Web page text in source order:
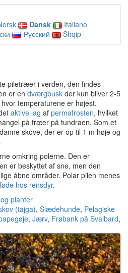
Dansk
Italiano
Русский Shqip
piletræer i verden, den findes
er en dværgbusk der kun bliver 2-5
temperaturene er højest.
aktive lag af permafrosten, hvilket
på træer på tundraen. Som et
skove, der er op til 1 m høje og
omkring polerne. Den er
er beskyttet af sne, men den
åbne områder. Polar pilen menes
hos rensdyr.
planter
(tajga), Slædehunde, Pelagiske
, Jærv, Frøbank på Svalbard,